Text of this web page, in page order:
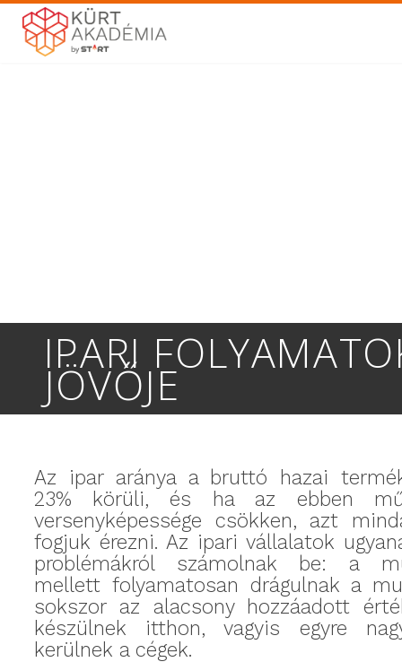
IPARI
JÖVŐJE
Az ipar aránya a bruttó hazai
23% körüli, és ha az ebben
versenyképessége csökken, azt
fogjuk érezni. Az ipari vállalatok
problémákról számolnak be: a
mellett folyamatosan drágulnak a
sokszor az alacsony hozzáadott
készülnek itthon, vagyis egyre
kerülnek a cégek.